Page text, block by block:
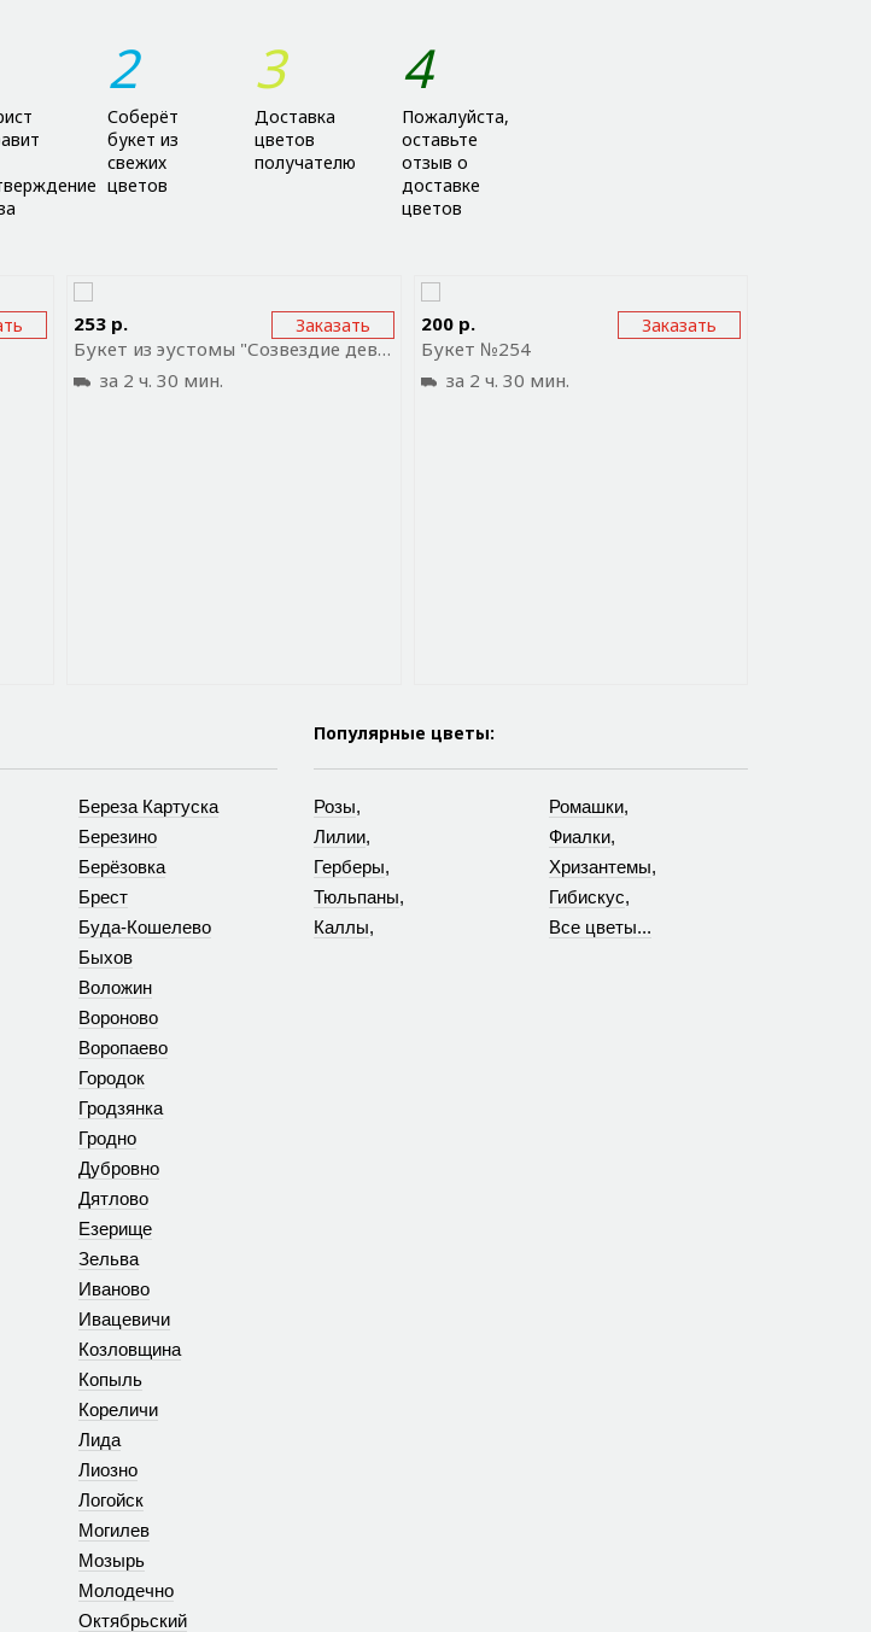
2
Соберёт
букет из
свежих
цветов
3
Доставка
цветов
получателю
4
Пожалуйста,
оставьте
отзыв о
доставке
цветов
Заказать
253 р.
Букет из эустомы "Созвездие девы"
за 2 ч. 30 мин.
Заказать
200 р.
Букет №254
за 2 ч. 30 мин.
Береза Картуска
Березино
Берёзовка
Брест
Буда-Кошелево
Быхов
Воложин
Вороново
Воропаево
Городок
Гродзянка
Гродно
Дубровно
Дятлово
Езерище
Зельва
Иваново
Ивацевичи
Козловщина
Копыль
Кореличи
Лида
Лиозно
Логойск
Могилев
Мозырь
Молодечно
Октябрьский
Популярные цветы:
Розы,
Лилии,
Герберы,
Тюльпаны,
Каллы,
Ромашки,
Фиалки,
Хризантемы,
Гибискус,
Все цветы...